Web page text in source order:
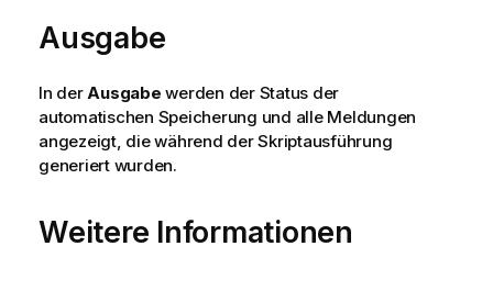
Ausgabe
In derAusgabe werden der Status der
automatischen Speicherung und alle Meldungen
angezeigt, die während der Skriptausführung
generiert wurden.
Weitere Informationen